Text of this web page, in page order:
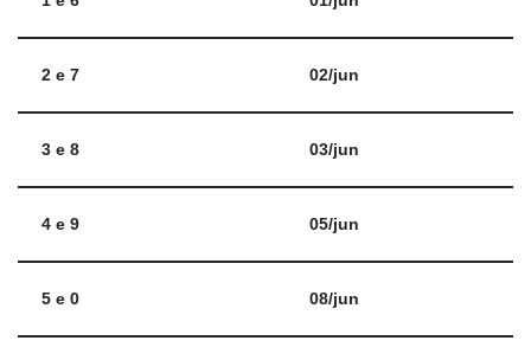
2 e 7 02/jun
3 e 8 03/jun
4 e 9 05/jun
5 e 0 08/jun